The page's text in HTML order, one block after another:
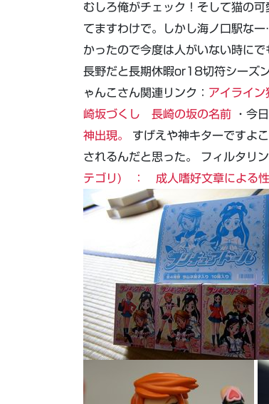
むしろ俺がチェック！そして猫の
てますわけで。しかし海ノ口駅な
かったので今度は人がいない時に
長野だと長期休暇or18切符シーズ
ゃんこさん関連リンク： アイライン
崎坂づくし 長崎の坂の名前 ・今
神出現。
すげえや神キターですよ
されるんだと思った。 フィルタリ
テゴリ) ： 成人嗜好文章による